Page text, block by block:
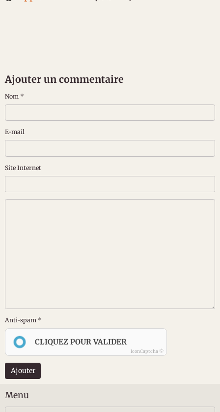
Ajouter un commentaire
Nom
E-mail
Site Internet
Anti-spam
CLIQUEZ POUR VALIDER
IconCaptcha ©
Ajouter
Menu